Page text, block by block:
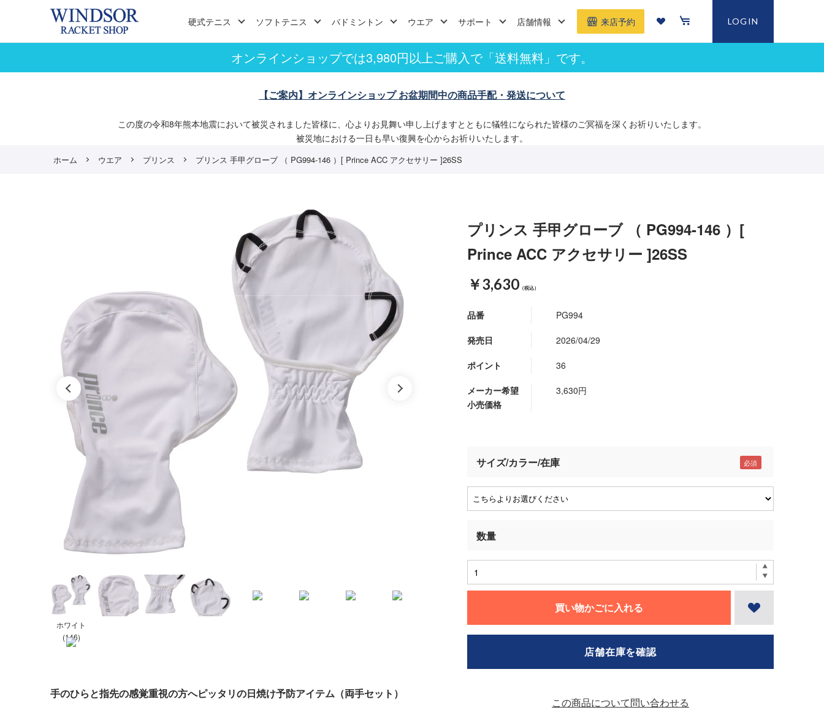
硬式テニス ソフトテニス バドミントン ウエア サポート 店舗情報 来店予約 LOGIN
オンラインショップでは3,980円以上ご購入で「送料無料」です。
【ご案内】オンラインショップ お盆期間中の商品手配・発送について
この度の令和8年熊本地震において被災されました皆様に、心よりお見舞い申し上げますとともに犠牲になられた皆様のご冥福を深くお祈りいたします。
被災地における一日も早い復興を心からお祈りいたします。
ホーム ウエア プリンス プリンス 手甲グローブ （ PG994-146 ）[ Prince ACC アクセサリー ]26SS
ホワイト
(146)
手のひらと指先の感覚重視の方へピッタリの日焼け予防アイテム（両手セット）
プリンス 手甲グローブ （ PG994-146 ）[
Prince ACC アクセサリー ]26SS
￥3,630 （税込）
品番 PG994
発売日 2026/04/29
ポイント 36
メーカー希望
小売価格
3,630円
サイズ/カラー/在庫
買い物かごに入れる
この商品について問い合わせる
店舗在庫を確認